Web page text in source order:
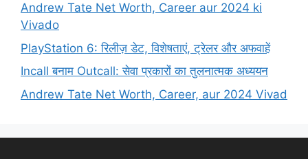
Andrew Tate Net Worth, Career aur 2024 ki
Vivado
PlayStation 6: रिलीज़ डेट, विशेषताएं, ट्रेलर और अफवाहें
Incall बनाम Outcall: सेवा प्रकारों का तुलनात्मक अध्ययन
Andrew Tate Net Worth, Career, aur 2024 Vivad